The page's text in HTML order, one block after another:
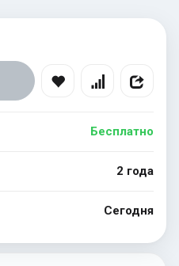
Бесплатно
2 года
Сегодня